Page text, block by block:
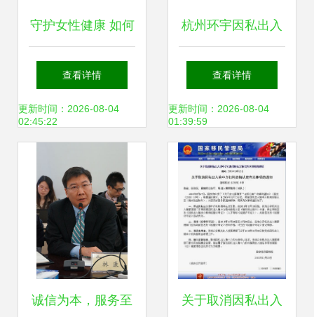
守护女性健康 如何
科学选择私处护理
产品
查看详情
更新时间：2026-08-04
02:45:22
杭州环宇因私出入
境中介服务解析 专
业、合规与服务的
全流程指南
查看详情
更新时间：2026-08-04
01:39:59
诚信为本，服务至 关于取消因私出入